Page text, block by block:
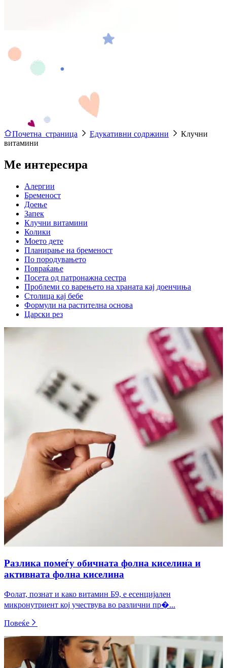
Почетна страница Едукативни содржини
Клучни
витамини
Ме интересира
Алергии
Бременост
Доење
Запек
Клучни витамини
Колики
Моето дете
Планирање на бременост
По породувањето
Повраќање
Посета од патронажна сестра
Проблеми со варењето на храната кај доенчиња
Столица кај бебе
Формули на растителна основа
Царски рез
Разлика помеѓу обичната фолна киселина и
активната фолна киселина
Фолат, познат и како витамин Б9, е есенцијален
микронутриент кој учествува во различни пр�...
Повеќе